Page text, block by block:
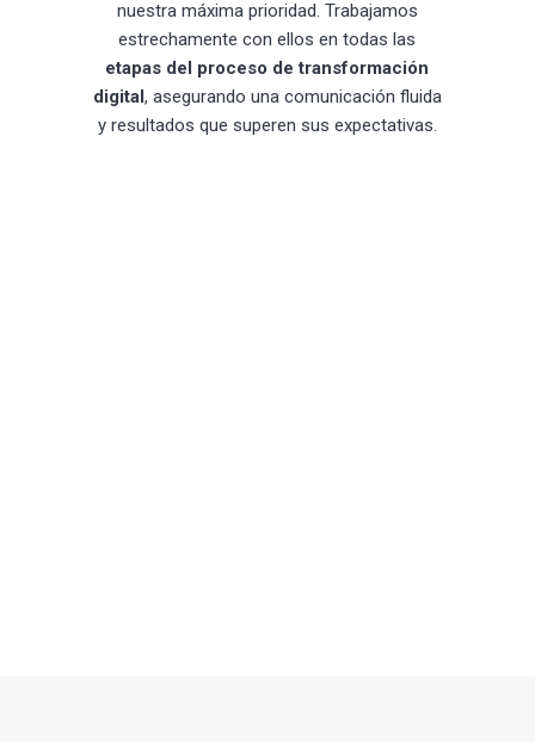
nuestra máxima prioridad. Trabajamos
estrechamente con ellos en todas las
etapas del proceso de transformación
digital, asegurando una comunicación fluida
y resultados que superen sus expectativas.